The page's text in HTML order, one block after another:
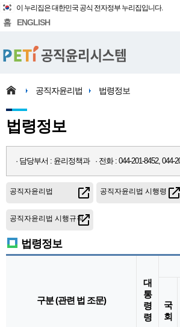
이 누리집은 대한민국 공식 전자정부 누리집입니다.
홈 ENGLISH
공직자윤리법 법령정보
법령정보
· 담당부서 : 윤리정책과 · 전화 : 044-201-8452, 044-
공직자윤리법 공직자윤리법 시행령
공직자윤리법 시행규칙
법령정보
구분 (관련 법 조문)
대
통
령
령
국
회